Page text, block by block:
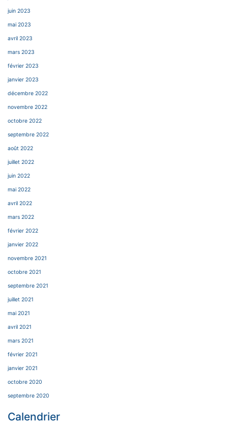
juin 2023
mai 2023
avril 2023
mars 2023
février 2023
janvier 2023
décembre 2022
novembre 2022
octobre 2022
septembre 2022
août 2022
juillet 2022
juin 2022
mai 2022
avril 2022
mars 2022
février 2022
janvier 2022
novembre 2021
octobre 2021
septembre 2021
juillet 2021
mai 2021
avril 2021
mars 2021
février 2021
janvier 2021
octobre 2020
septembre 2020
Calendrier